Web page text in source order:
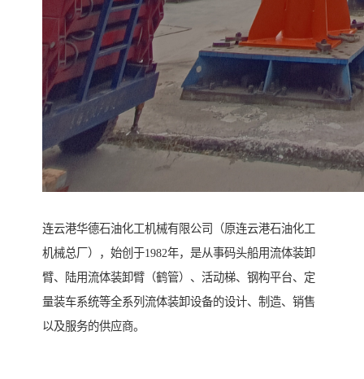
连云港华德石油化工机械有限公司（原连云港石油化工
机械总厂），始创于1982年，是从事码头船用流体装卸
臂、陆用流体装卸臂（鹤管）、活动梯、钢构平台、定
量装车系统等全系列流体装卸设备的设计、制造、销售
以及服务的供应商。